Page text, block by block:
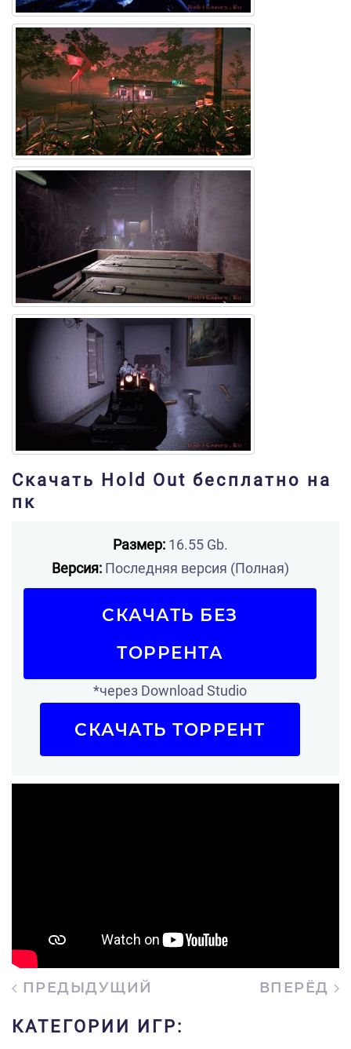
Скачать Hold Out бесплатно на
пк
Размер:16.55 Gb.
Версия:Последняя версия (Полная)
СКАЧАТЬ БЕЗ
ТОРРЕНТА
*через Download Studio
СКАЧАТЬ ТОРРЕНТ
ПРЕДЫДУЩИЙ ВПЕРЁД
КАТЕГОРИИ ИГР: